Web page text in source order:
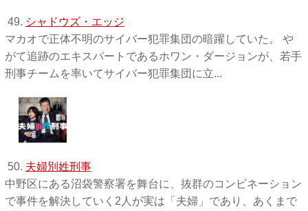
49. シャドウズ・エッジ
マカオで正体不明のサイバー犯罪集団の暗躍していた。 や
がて追跡のエキスパートであるホワン・ダージョンが、若手
刑事チームを率いてサイバー犯罪集団に立...
50. 夫婦別姓刑事
中野区にある沼袋警察署を舞台に、抜群のコンビネーション
で事件を解決していく2人が実は「夫婦」であり、あくまで